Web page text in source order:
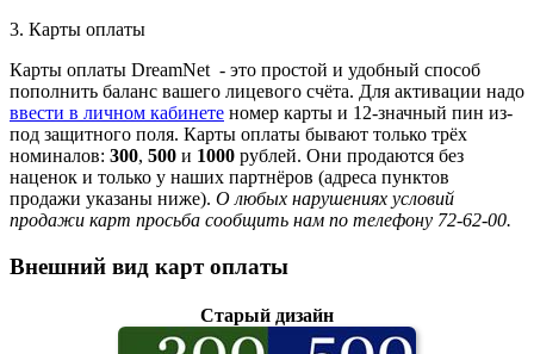
3. Карты оплаты
Карты оплаты DreamNet - это простой и удобный способ
пополнить баланс вашего лицевого счёта. Для активации надо
ввести в личном кабинете номер карты и 12-значный пин из-
под защитного поля. Карты оплаты бывают только трёх
номиналов: 300, 500 и 1000 рублей. Они продаются без
наценок и только у наших партнёров (адреса пунктов
продажи указаны ниже). О любых нарушениях условий
продажи карт просьба сообщить нам по телефону 72-62-00.
Внешний вид карт оплаты
Старый дизайн